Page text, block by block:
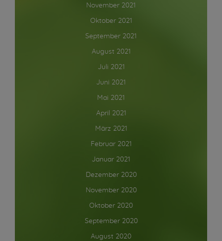
November 2021
Oktober 2021
September 2021
August 2021
Juli 2021
Juni 2021
Mai 2021
April 2021
März 2021
Februar 2021
Januar 2021
Dezember 2020
November 2020
Oktober 2020
September 2020
August 2020